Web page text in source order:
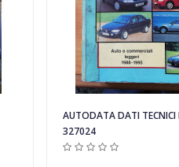
AUTODATA DATI
327024